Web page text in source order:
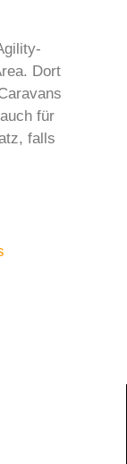
Dort
für
falls